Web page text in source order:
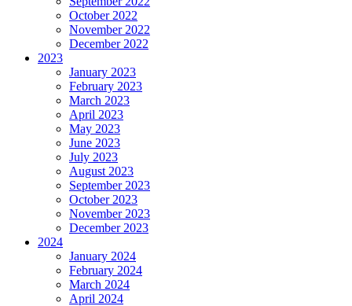
October 2022
November 2022
December 2022
2023
January 2023
February 2023
March 2023
April 2023
May 2023
June 2023
July 2023
August 2023
September 2023
October 2023
November 2023
December 2023
2024
January 2024
February 2024
March 2024
April 2024